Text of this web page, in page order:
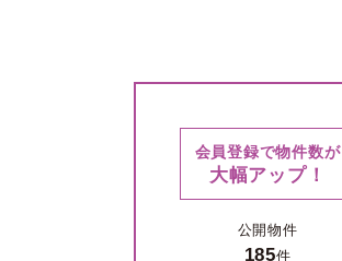
会員登録で物件数が
大幅アップ！
公開物件
185件